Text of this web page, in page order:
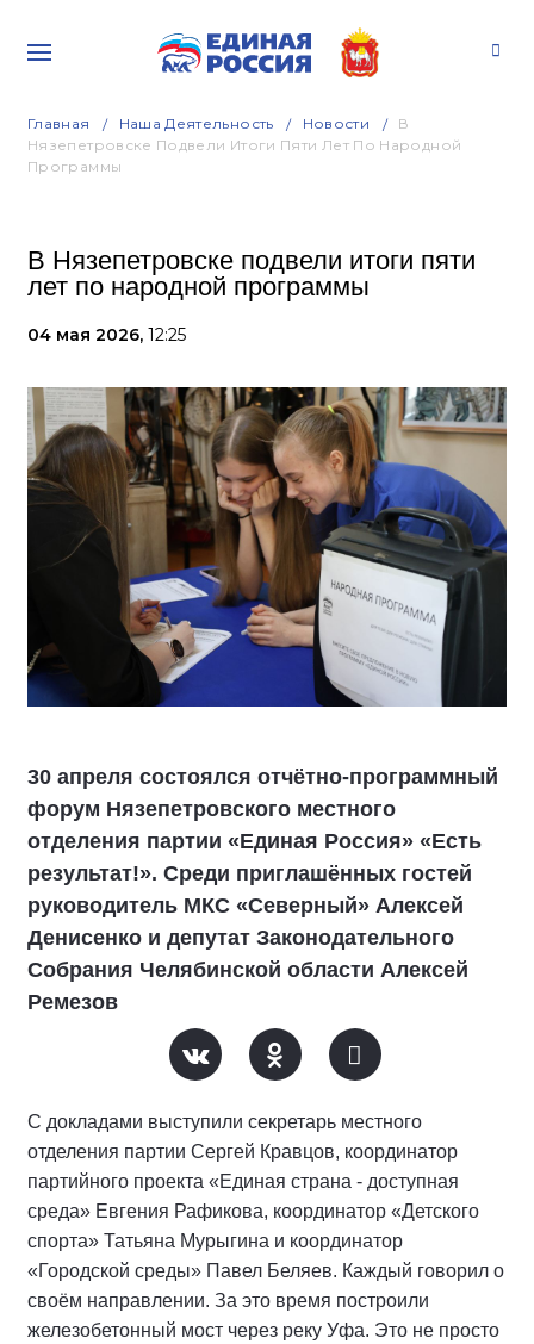
Главная Наша Деятельность Новости
В
Нязепетровске Подвели Итоги Пяти Лет По Народной
Программы
В Нязепетровске подвели итоги пяти
лет по народной программы
04 мая 2026, 12:25
30 апреля состоялся отчётно-программный
форум Нязепетровского местного
отделения партии «Единая Россия» «Есть
результат!». Среди приглашённых гостей
руководитель МКС «Северный» Алексей
Денисенко и депутат Законодательного
Собрания Челябинской области Алексей
Ремезов
С докладами выступили секретарь местного
отделения партии Сергей Кравцов, координатор
партийного проекта «Единая страна - доступная
среда» Евгения Рафикова, координатор «Детского
спорта» Татьяна Мурыгина и координатор
«Городской среды» Павел Беляев. Каждый говорил о
своём направлении. За это время построили
железобетонный мост через реку Уфа. Это не просто